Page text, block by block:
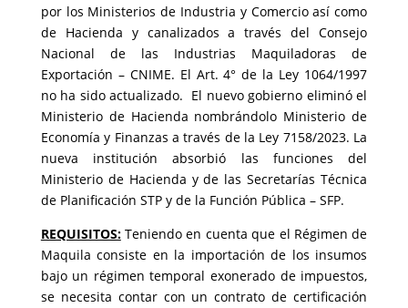
por los Ministerios de Industria y Comercio así como
de Hacienda y canalizados a través del Consejo
Nacional de las Industrias Maquiladoras de
Exportación – CNIME. El Art. 4° de la Ley 1064/1997
no ha sido actualizado. El nuevo gobierno eliminó el
Ministerio de Hacienda nombrándolo Ministerio de
Economía y Finanzas a través de la Ley 7158/2023. La
nueva institución absorbió las funciones del
Ministerio de Hacienda y de las Secretarías Técnica
de Planificación STP y de la Función Pública – SFP.
REQUISITOS:Teniendo en cuenta que el Régimen de
Maquila consiste en la importación de los insumos
bajo un régimen temporal exonerado de impuestos,
se necesita contar con un contrato de certificación